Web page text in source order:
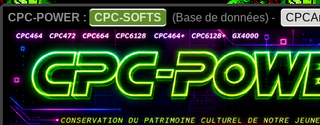
CPC-POWER : CPC-SOFTS (Base de données) -